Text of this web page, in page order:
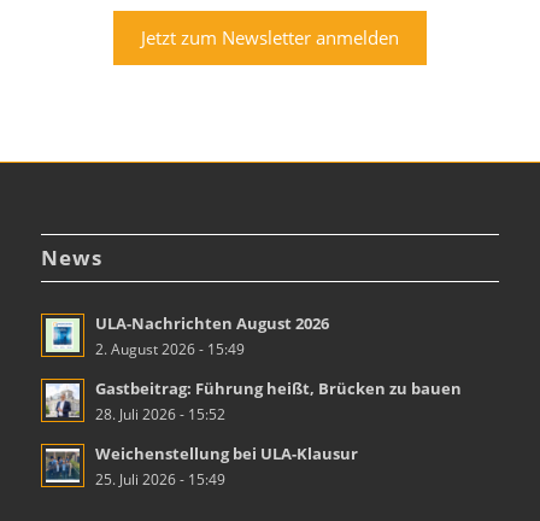
Jetzt zum Newsletter anmelden
News
ULA-Nachrichten August 2026
2. August 2026 - 15:49
Gastbeitrag: Führung heißt, Brücken zu bauen
28. Juli 2026 - 15:52
Weichenstellung bei ULA-Klausur
25. Juli 2026 - 15:49